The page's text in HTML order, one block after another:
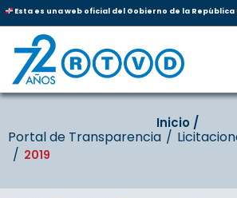
Esta es una web oficial del Gobierno de la
Inicio‎‎ /‎ ‎
Portal de Transparencia
2019